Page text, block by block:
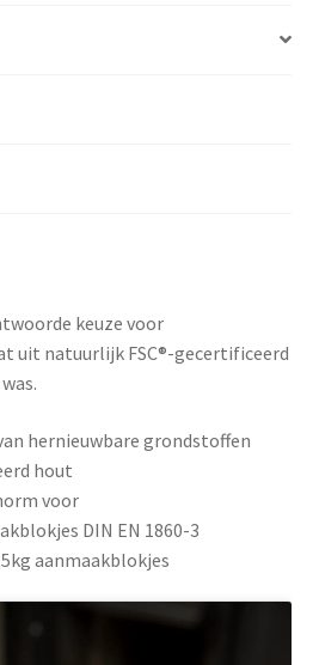
keuze voor
uit natuurlijk FSC®-gecertificeerd
hernieuwbare grondstoffen
hout
voor
DIN EN 1860-3
aanmaakblokjes